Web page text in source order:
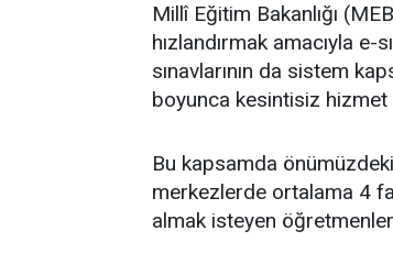
Millî Eğitim Bakanlığı
hızlandırmak amacıyla
sınavlarının da sistem
boyunca kesintisiz hizmet
Bu kapsamda
merkezlerde ortalama 4
almak isteyen